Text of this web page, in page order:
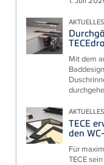
AKTUELLES
Mit dem
AKTUELLES
TECE
den
Für
TECE